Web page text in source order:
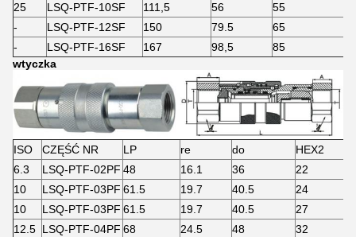
25
LSQ-PTF-10SF 111,5 56 55
-
LSQ-PTF-12SF 150 79.5 65
-
LSQ-PTF-16SF 167 98,5 85
wtyczka
ISO CZĘŚĆ NR LP re do HEX2
6.3
LSQ-PTF-02PF 48 16.1 36 22
10
LSQ-PTF-03PF 61.5 19.7 40.5 24
10
LSQ-PTF-03PF 61.5 19.7 40.5 27
12.5 LSQ-PTF-04PF 68 24.5 48 32